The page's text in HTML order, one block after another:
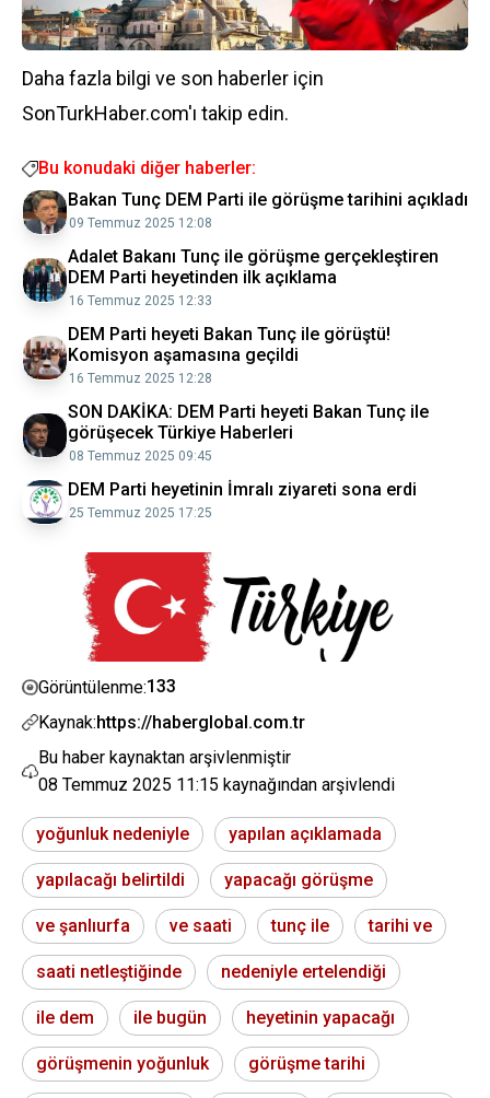
Daha fazla bilgi ve son haberler için
SonTurkHaber.com'ı takip edin.
Bu konudaki diğer haberler:
Bakan Tunç DEM Parti ile görüşme tarihini açıkladı
09 Temmuz 2025 12:08
Adalet Bakanı Tunç ile görüşme gerçekleştiren
DEM Parti heyetinden ilk açıklama
16 Temmuz 2025 12:33
DEM Parti heyeti Bakan Tunç ile görüştü!
Komisyon aşamasına geçildi
16 Temmuz 2025 12:28
SON DAKİKA: DEM Parti heyeti Bakan Tunç ile
görüşecek Türkiye Haberleri
08 Temmuz 2025 09:45
DEM Parti heyetinin İmralı ziyareti sona erdi
25 Temmuz 2025 17:25
Görüntülenme:133
Kaynak:https://haberglobal.com.tr
Bu haber kaynaktan arşivlenmiştir
08 Temmuz 2025 11:15 kaynağından arşivlendi
yoğunluk nedeniyle yapılan açıklamada
yapılacağı belirtildi yapacağı görüşme
ve şanlıurfa ve saati tunç ile tarihi ve
saati netleştiğinde nedeniyle ertelendiği
ile dem ile bugün heyetinin yapacağı
görüşmenin yoğunluk görüşme tarihi